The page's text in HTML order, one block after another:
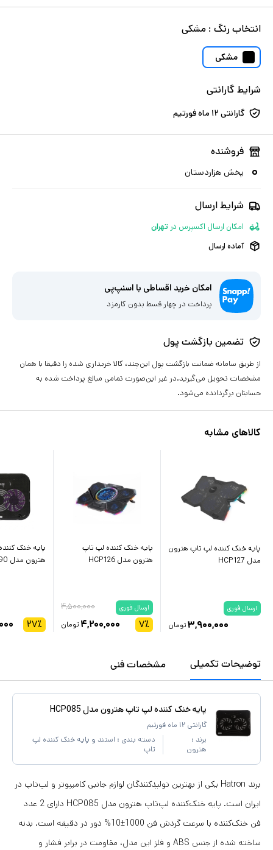
انتخابرنگ : مشکی
مشکی
شرایط گارانتی
گارانتی ۱۲ ماه فورتیم
فروشنده
پخش هزاردستان
شرایط ارسال
امکان ارسال اکسپرس در تهران
آماده ارسال
امکان خرید اقساطی با اسنپ‌پی
پرداخت در چهار قسط بدون کارمزد
تضمین بازگشت پول
از طریق سامانه ضمانت بازگشت پول این‌چند، کالا خریداری شده را دقیقا با همان
مشخصات تحویل می‌گیرید.در غیر این‌صورت تمامی مبالغ پرداخت شده به
حسابتان برگردانده می‌شود.
کالاهای مشابه
پایه خنک کننده لپ تاپ هترون
مدل HCP127
ارسال فوری
۳,۹۰۰,۰۰۰تومان
پایه خنک کننده لپ تاپ
هترون مدل HCP126
ارسال فوری
۷٪
۴,۵۰۰,۰۰۰
۴,۲۰۰,۰۰۰ تومان
پایه خنک
هترون مدل HCP090
۲۷٪
توضیحات تکمیلی مشخصات فنی
پایه خنک کننده لپ تاپ هترون مدل HCP085
گارانتی ۱۲ ماه فورتیم
برند :
هترون
دسته بندی : استند و پایه خنک‌ کننده لپ
تاپ
برند Hatron یکی از بهترین تولیدکنندگان لوازم جانبی کامپیوتر و لپ‌تاپ در
ایران است. پایه خنک‌کننده لپ‌تاپ هترون مدل HCP085 دارای 2 عدد
فن خنک‌کننده با سرعت گردش فن 1000±10% دور در دقیقه است. بدنه
ساخته شده از جنس ABS و فلز این مدل، مقاومت در برابر فشار و